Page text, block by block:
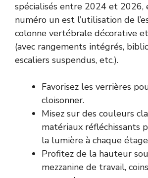
spécialisés entre 2024 et 2026,
numéro un est l’utilisation de
colonne vertébrale décorative
(avec rangements intégrés,
escaliers suspendus, etc.).
Favorisez les verrières
cloisonner.
Misez sur des couleurs
matériaux réfléchissants
la lumière à chaque
Profitez de la hauteur
mezzanine de travail,